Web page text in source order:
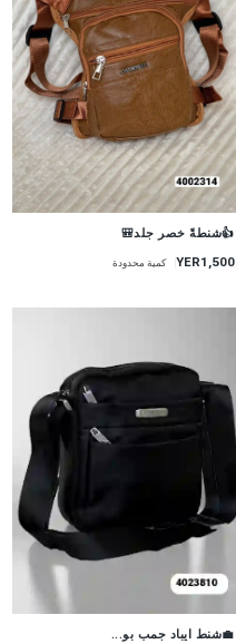
👍شنطةً خصر جلد🎒
YER1,500 كمية محدودة
💼شنط ايباد جمب بو...